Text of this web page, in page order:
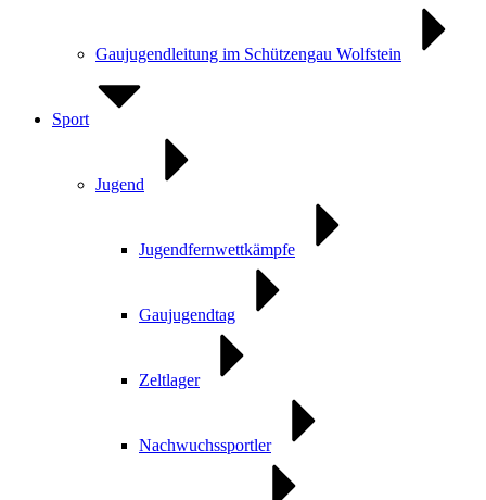
Gaujugendleitung im Schützengau Wolfstein
Sport
Jugend
Jugendfernwettkämpfe
Gaujugendtag
Zeltlager
Nachwuchssportler